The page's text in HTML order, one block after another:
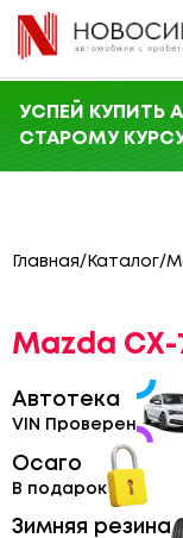
УСПЕЙ КУПИТЬ
СТАРОМУ
Главная/ Каталог/
Mazda CX-
Автотека
VIN Проверен
Осаго
В подарок
Зимняя резина